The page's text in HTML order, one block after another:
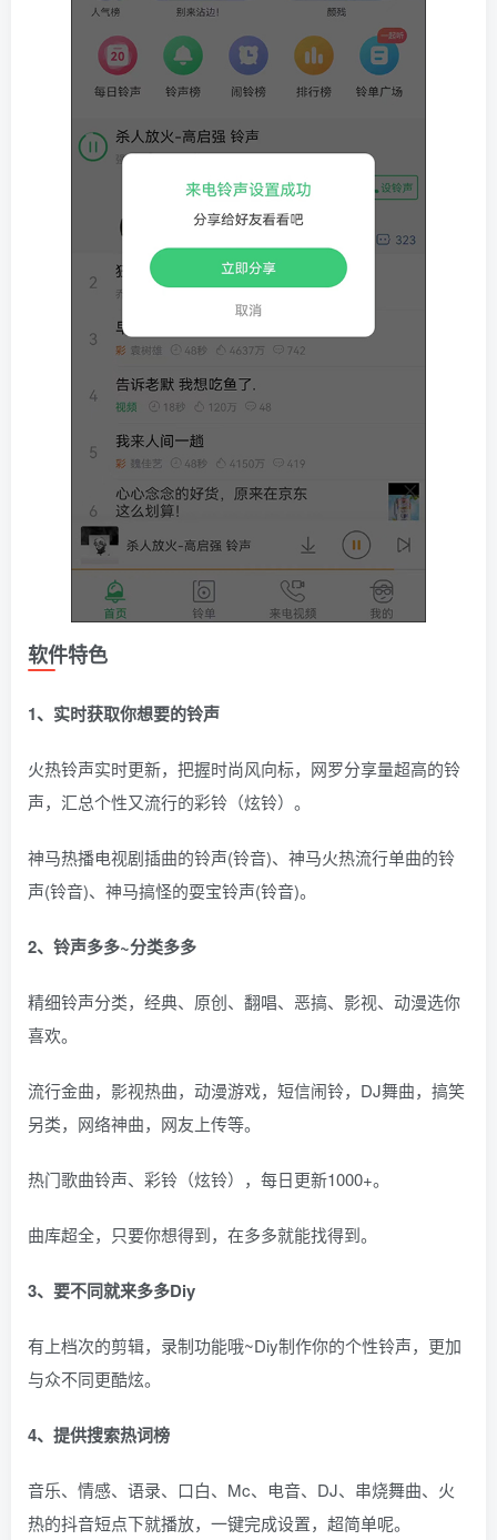
软件特色
1、实时获取你想要的铃声
火热铃声实时更新，把握时尚风向标，网罗分享量超高的铃
声，汇总个性又流行的彩铃（炫铃）。
神马热播电视剧插曲的铃声(铃音)、神马火热流行单曲的铃
声(铃音)、神马搞怪的耍宝铃声(铃音)。
2、铃声多多~分类多多
精细铃声分类，经典、原创、翻唱、恶搞、影视、动漫选你
喜欢。
流行金曲，影视热曲，动漫游戏，短信闹铃，DJ舞曲，搞笑
另类，网络神曲，网友上传等。
热门歌曲铃声、彩铃（炫铃），每日更新1000+。
曲库超全，只要你想得到，在多多就能找得到。
3、要不同就来多多Diy
有上档次的剪辑，录制功能哦~Diy制作你的个性铃声，更加
与众不同更酷炫。
4、提供搜索热词榜
音乐、情感、语录、口白、Mc、电音、DJ、串烧舞曲、火
热的抖音短点下就播放，一键完成设置，超简单呢。